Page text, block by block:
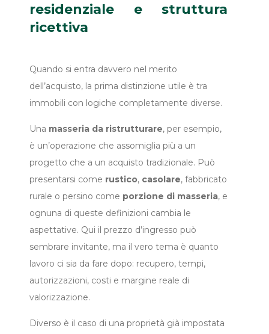
residenziale e struttura
ricettiva
Quando si entra davvero nel merito
dell’acquisto, la prima distinzione utile è tra
immobili con logiche completamente diverse.
Una masseria da ristrutturare, per esempio,
è un’operazione che assomiglia più a un
progetto che a un acquisto tradizionale. Può
presentarsi come rustico, casolare, fabbricato
rurale o persino come porzione di masseria, e
ognuna di queste definizioni cambia le
aspettative. Qui il prezzo d’ingresso può
sembrare invitante, ma il vero tema è quanto
lavoro ci sia da fare dopo: recupero, tempi,
autorizzazioni, costi e margine reale di
valorizzazione.
Diverso è il caso di una proprietà già impostata